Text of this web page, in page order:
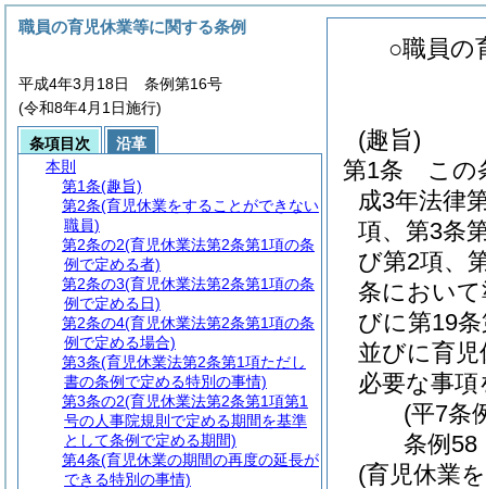
○職員の
(趣旨)
第1条
この
成3年法律
項、第3条
び第2項、
条におい
びに第19
並びに育
必要な事
(平7条
条例58
(育児休業
職員の育児休業等に関する条例
平成4年3月18日 条例第16号
(令和8年4月1日施行)
条項目次
沿革
本則
第1条(趣旨)
第2条(育児休業をすることができない
職員)
第2条の2(育児休業法第2条第1項の条
例で定める者)
第2条の3(育児休業法第2条第1項の条
例で定める日)
第2条の4(育児休業法第2条第1項の条
例で定める場合)
第3条(育児休業法第2条第1項ただし
書の条例で定める特別の事情)
第3条の2(育児休業法第2条第1項第1
号の人事院規則で定める期間を基準
として条例で定める期間)
第4条(育児休業の期間の再度の延長が
できる特別の事情)